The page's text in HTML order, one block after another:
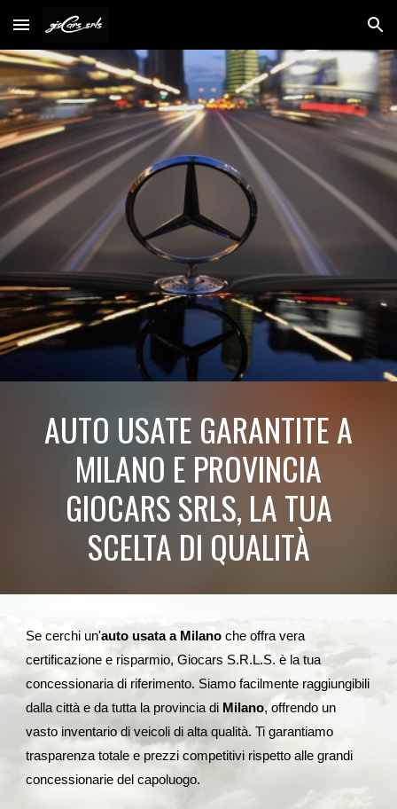
Skip to main content Skip to navigation
AUTO USATE GARANTITE A
MILANO E PROVINCIA
GIOCARS SRLS, LA TUA
SCELTA DI QUALITÀ
Se cerchi un'auto usata a Milano che offra vera
certificazione e risparmio, Giocars S.R.L.S. è la tua
concessionaria di riferimento. Siamo facilmente raggiungibili
dalla città e da tutta la provincia di Milano, offrendo un
vasto inventario di veicoli di alta qualità. Ti garantiamo
trasparenza totale e prezzi competitivi rispetto alle grandi
concessionarie del capoluogo.